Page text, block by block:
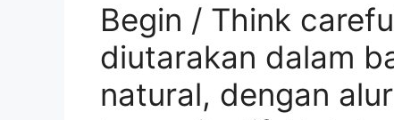
Begin / Think
diutarakan dalam
natural, dengan